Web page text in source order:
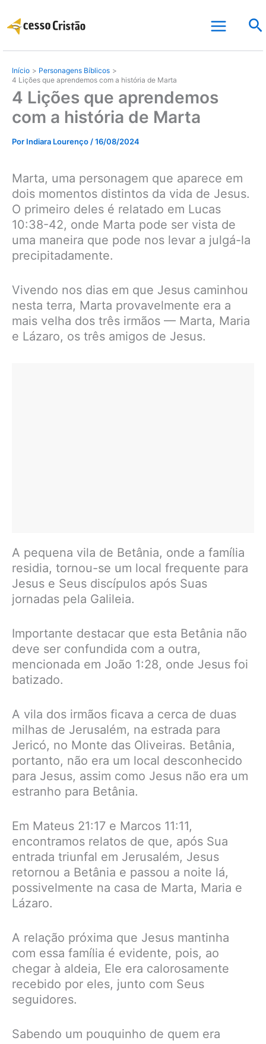
para
conteúdo
Início
Personagens Bíblicos
4 Lições que aprendemos com a história de Marta
4 Lições que aprendemos
com a história de Marta
Por Indiara Lourenço /16/08/2024
Marta, uma personagem que aparece em
dois momentos distintos da vida de Jesus.
O primeiro deles é relatado em Lucas
10:38-42, onde Marta pode ser vista de
uma maneira que pode nos levar a julgá-la
precipitadamente.
Vivendo nos dias em que Jesus caminhou
nesta terra, Marta provavelmente era a
mais velha dos três irmãos — Marta, Maria
e Lázaro, os três amigos de Jesus.
A pequena vila de Betânia, onde a família
residia, tornou-se um local frequente para
Jesus e Seus discípulos após Suas
jornadas pela Galileia.
Importante destacar que esta Betânia não
deve ser confundida com a outra,
mencionada em João 1:28, onde Jesus foi
batizado.
A vila dos irmãos ficava a cerca de duas
milhas de Jerusalém, na estrada para
Jericó, no Monte das Oliveiras. Betânia,
portanto, não era um local desconhecido
para Jesus, assim como Jesus não era um
estranho para Betânia.
Em Mateus 21:17 e Marcos 11:11,
encontramos relatos de que, após Sua
entrada triunfal em Jerusalém, Jesus
retornou a Betânia e passou a noite lá,
possivelmente na casa de Marta, Maria e
Lázaro.
A relação próxima que Jesus mantinha
com essa família é evidente, pois, ao
chegar à aldeia, Ele era calorosamente
recebido por eles, junto com Seus
seguidores.
Sabendo um pouquinho de quem era